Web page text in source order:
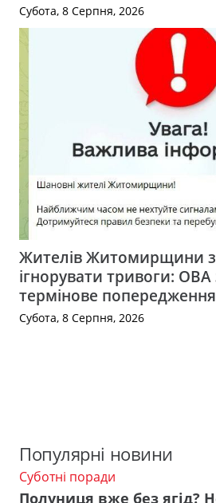
Субота, 8 Серпня, 2026
Жителів Житомирщини
ігнорувати тривоги:
термінове попередження
Субота, 8 Серпня, 2026
Популярні новини
Суботні поради
Полуниця вже без ягід?